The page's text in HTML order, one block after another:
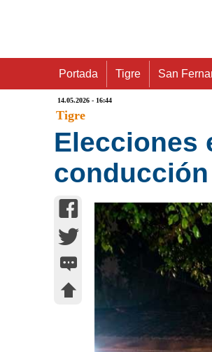
Portada Tigre San
14.05.2026 - 16:44
Tigre
Elecciones